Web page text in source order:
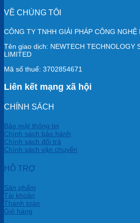
VỀ CHÚNG TÔI
CÔNG TY TNHH GIẢI PHÁP CÔNG NGHỆ
Tên giao dịch: NEWTECH TECHNOLOGY
LIMITED
Mã số thuế: 3702854671
Liên kết mạng xã hội
CHÍNH SÁCH
Bảo mật thông tin
Chính sách bảo hành
Chính sách đổi trả
Chính sách vận chuyển
HỖ TRỢ
Sản phẩm
Tài khoản
Thanh toán
Giỏ hàng